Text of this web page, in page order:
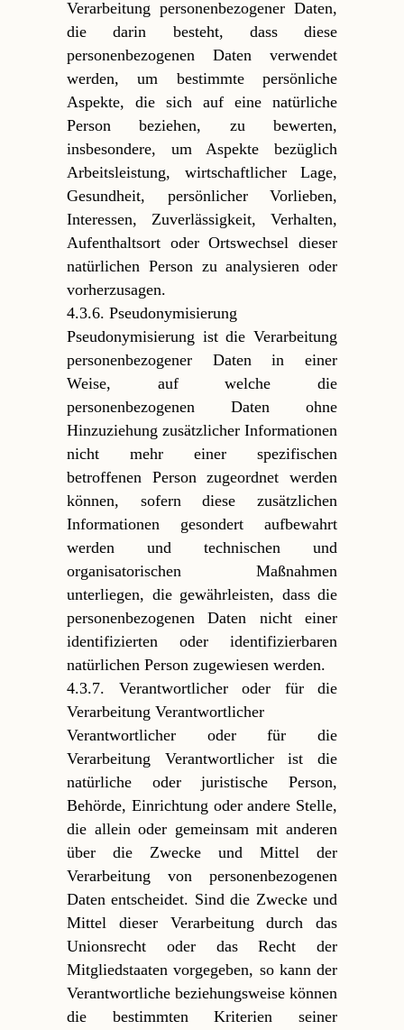
Verarbeitung personenbezogener Daten,
die darin besteht, dass diese
personenbezogenen Daten verwendet
werden, um bestimmte persönliche
Aspekte, die sich auf eine natürliche
Person beziehen, zu bewerten,
insbesondere, um Aspekte bezüglich
Arbeitsleistung, wirtschaftlicher Lage,
Gesundheit, persönlicher Vorlieben,
Interessen, Zuverlässigkeit, Verhalten,
Aufenthaltsort oder Ortswechsel dieser
natürlichen Person zu analysieren oder
vorherzusagen.
4.3.6. Pseudonymisierung
Pseudonymisierung ist die Verarbeitung
personenbezogener Daten in einer
Weise, auf welche die
personenbezogenen Daten ohne
Hinzuziehung zusätzlicher Informationen
nicht mehr einer spezifischen
betroffenen Person zugeordnet werden
können, sofern diese zusätzlichen
Informationen gesondert aufbewahrt
werden und technischen und
organisatorischen Maßnahmen
unterliegen, die gewährleisten, dass die
personenbezogenen Daten nicht einer
identifizierten oder identifizierbaren
natürlichen Person zugewiesen werden.
4.3.7. Verantwortlicher oder für die
Verarbeitung Verantwortlicher
Verantwortlicher oder für die
Verarbeitung Verantwortlicher ist die
natürliche oder juristische Person,
Behörde, Einrichtung oder andere Stelle,
die allein oder gemeinsam mit anderen
über die Zwecke und Mittel der
Verarbeitung von personenbezogenen
Daten entscheidet. Sind die Zwecke und
Mittel dieser Verarbeitung durch das
Unionsrecht oder das Recht der
Mitgliedstaaten vorgegeben, so kann der
Verantwortliche beziehungsweise können
die bestimmten Kriterien seiner